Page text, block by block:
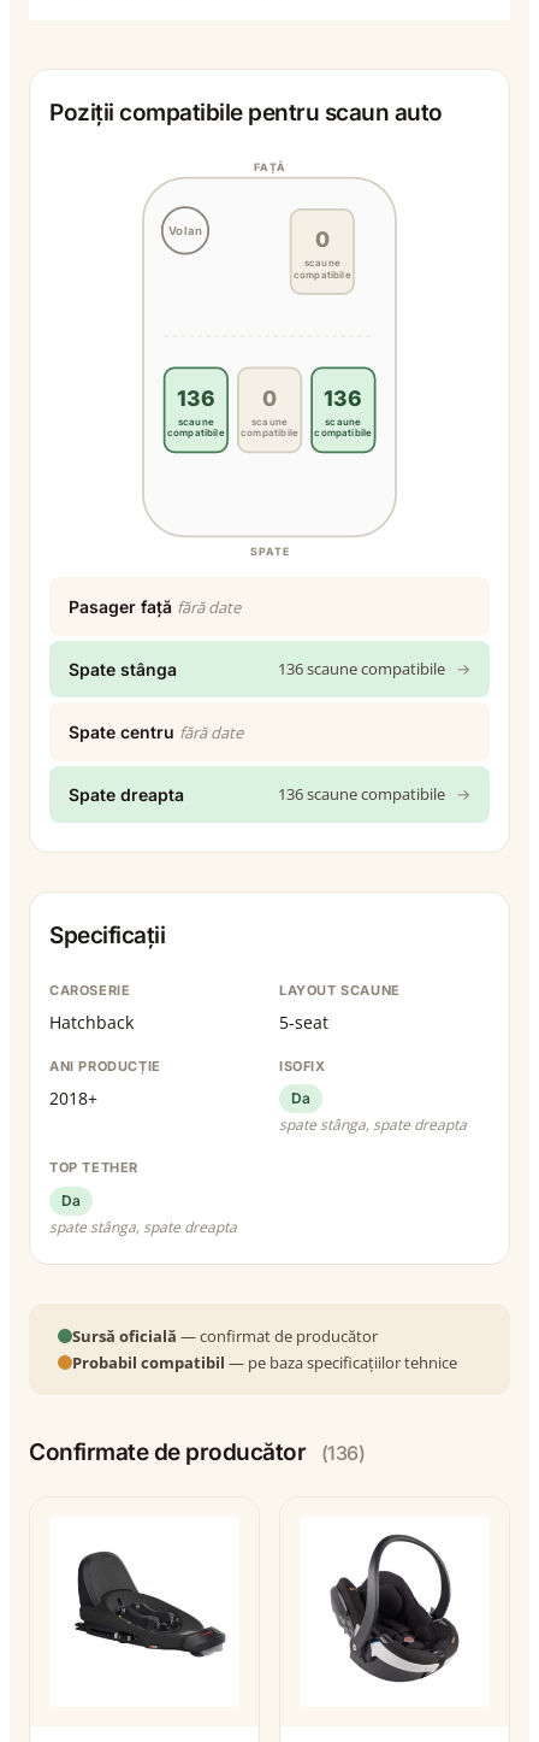
Poziții compatibile pentru scaun auto
Volan
FAȚĂ
SPATE
0
scaune
compatibile
136
scaune
compatibile
0
scaune
compatibile
136
scaune
compatibile
Pasager față fără date
Spate stânga 136 scaune compatibile →
Spate centru fără date
Spate dreapta 136 scaune compatibile →
Specificații
CAROSERIE
Hatchback
LAYOUT SCAUNE
5-seat
ANI PRODUCȚIE
2018+
ISOFIX
Da
spate stânga, spate dreapta
TOP TETHER
Da
spate stânga, spate dreapta
Sursă oficială — confirmat de producător
Probabil compatibil — pe baza specificațiilor tehnice
Confirmate de producător (136)